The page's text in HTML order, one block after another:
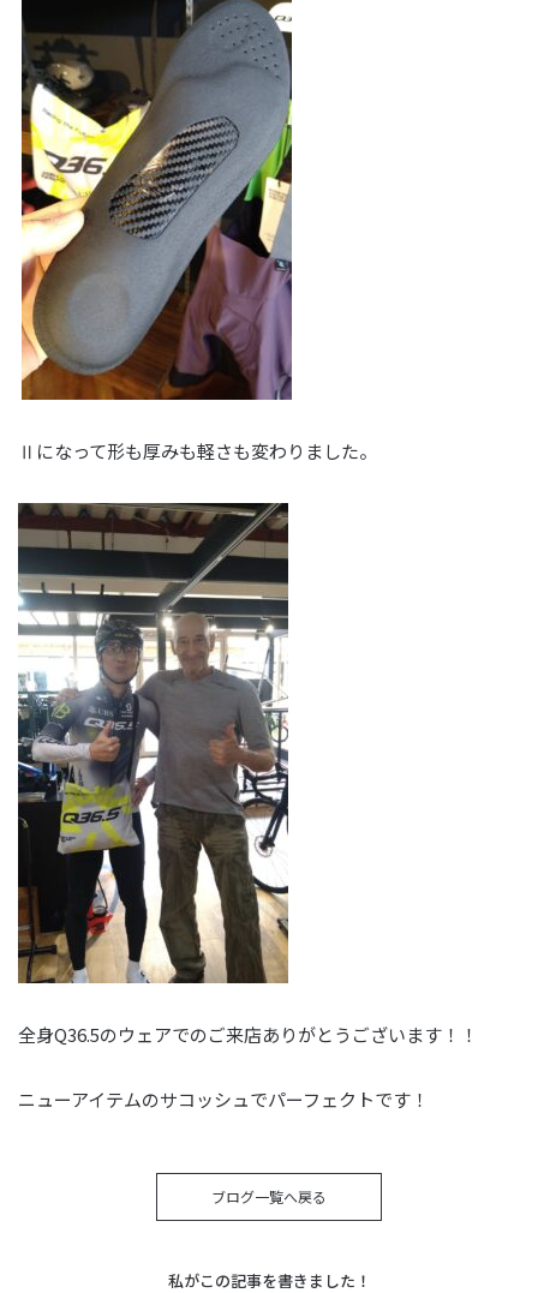
Ⅱになって形も厚みも軽さも変わりました。
全身Q36.5のウェアでのご来店ありがとうございます！！
ニューアイテムのサコッシュでパーフェクトです！
ブログ一覧へ戻る
私がこの記事を書きました！